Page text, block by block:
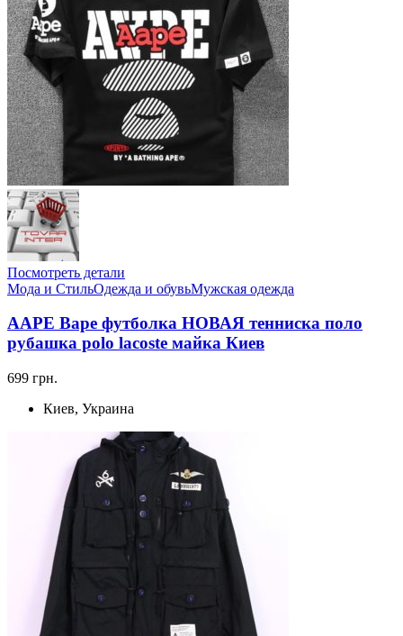
Посмотреть детали
Мода и СтильОдежда и обувьМужская одежда
AAPE Bape футболка НОВАЯ тенниска поло
рубашка polo lacoste майка Киев
699 грн.
Киев, Украина